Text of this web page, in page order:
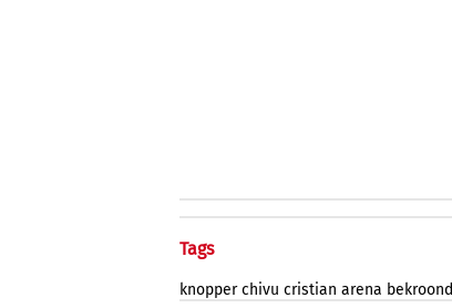
Tags
knopper chivu cristian arena